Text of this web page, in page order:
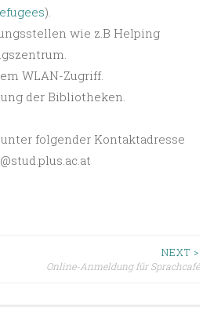
).
wie z.B Helping
WLAN-Zugriff.
der Bibliotheken.
folgender Kontaktadresse
NEXT >
Online-Anmeldung für Sprachcafé